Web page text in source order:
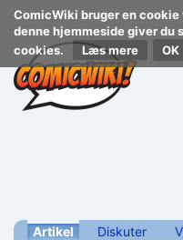
ComicWiki bruger en
denne hjemmeside giver du
cookies.
Læs mere
Artikel Diskuter